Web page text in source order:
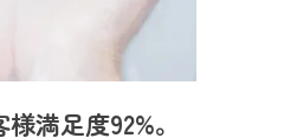
満足度92%。